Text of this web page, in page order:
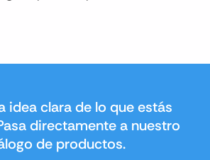
idea clara de lo que estás
directamente a nuestro
de productos.